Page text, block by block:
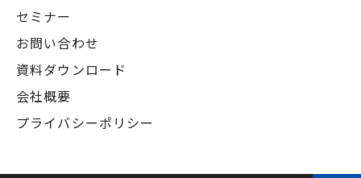
セミナー
お問い合わせ
資料ダウンロード
会社概要
プライバシーポリシー